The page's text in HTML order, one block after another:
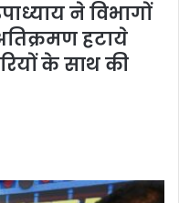
ने विभागों
हटाये
के साथ की